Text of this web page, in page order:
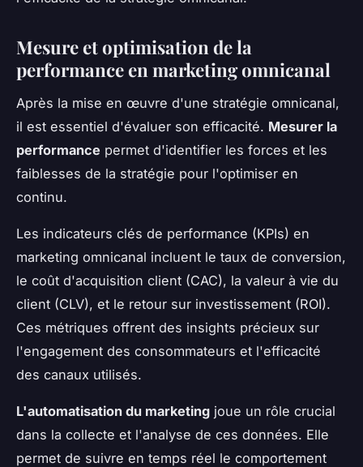
Mesure et optimisation de la
performance en marketing omnicanal
Après la mise en œuvre d'une stratégie omnicanal,
il est essentiel d'évaluer son efficacité. Mesurer la
performance permet d'identifier les forces et les
faiblesses de la stratégie pour l'optimiser en
continu.
Les indicateurs clés de performance (KPIs) en
marketing omnicanal incluent le taux de conversion,
le coût d'acquisition client (CAC), la valeur à vie du
client (CLV), et le retour sur investissement (ROI).
Ces métriques offrent des insights précieux sur
l'engagement des consommateurs et l'efficacité
des canaux utilisés.
L'automatisation du marketing joue un rôle crucial
dans la collecte et l'analyse de ces données. Elle
permet de suivre en temps réel le comportement